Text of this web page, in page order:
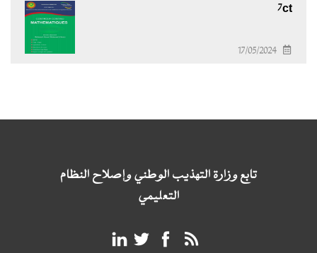
7ct
17/05/2024
تابع وزارة التهذيب الوطني وإصلاح النظام
التعليمي